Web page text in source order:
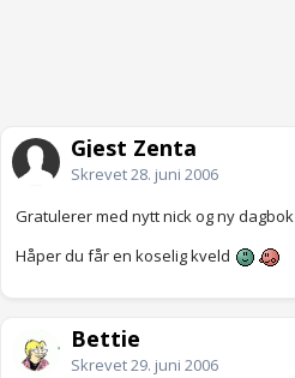
Gjest Zenta
Skrevet28. juni 2006
Gratulerer med nytt nick og ny dagbok
Håper du får en koselig kveld
Bettie
Skrevet29. juni 2006